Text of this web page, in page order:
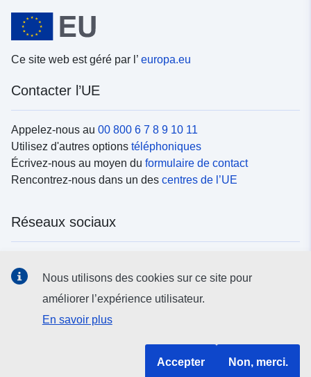
Ce site web est géré par l’ europa.eu
Contacter l’UE
Appelez-nous au 00 800 6 7 8 9 10 11
Utilisez d'autres options téléphoniques
Écrivez-nous au moyen du formulaire de contact
Rencontrez-nous dans un des centres de l’UE
Réseaux sociaux
Institutions et organes de l’UE
Nous utilisons des cookies sur ce site pour
améliorer l’expérience utilisateur.
En savoir plus
Accepter Non, merci.